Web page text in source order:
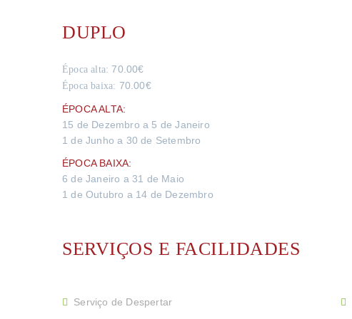
DUPLO
Época alta: 70.00€
Época baixa: 70.00€
ÉPOCA ALTA:
15 de Dezembro a 5 de Janeiro
1 de Junho a 30 de Setembro
ÉPOCA BAIXA:
6 de Janeiro a 31 de Maio
1 de Outubro a 14 de Dezembro
SERVIÇOS E FACILIDADES
Serviço de Despertar